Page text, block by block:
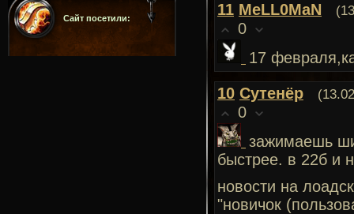
Сайт посетили: 11 MeLL0MaN
0
17
10 Сутенёр
0
зажимаешь
быстрее. в 22б и
новости на
"новичок